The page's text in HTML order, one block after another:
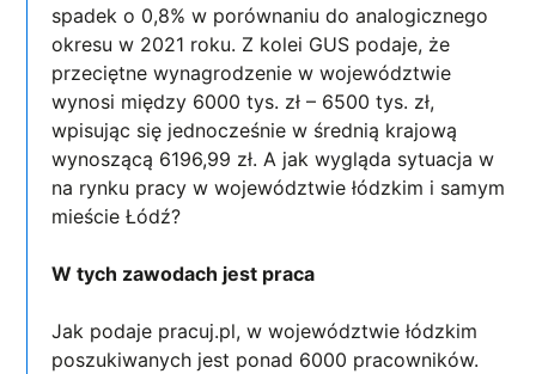
spadek o 0,8% w porównaniu do analogicznego
okresu w 2021 roku. Z kolei GUS podaje, że
przeciętne wynagrodzenie w województwie
wynosi między 6000 tys. zł – 6500 tys. zł,
wpisując się jednocześnie w średnią krajową
wynoszącą 6196,99 zł. A jak wygląda sytuacja w
na rynku pracy w województwie łódzkim i samym
mieście Łódź?
W tych zawodach jest praca
Jak podaje pracuj.pl, w województwie łódzkim
poszukiwanych jest ponad 6000 pracowników.